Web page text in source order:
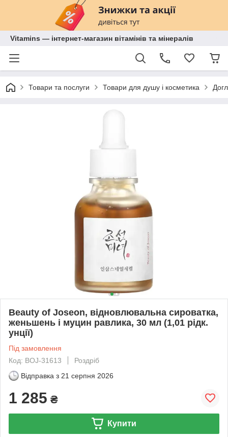
Vitamins — інтернет-магазин вітамінів та мінералів
Товари та послуги Товари для душу і косметика
Beauty of Joseon, відновлювальна сироватка,
женьшень і муцин равлика, 30 мл (1,01 рідк.
унції)
Під замовлення
Код: BOJ-31613
Роздріб
Відправка з 21 серпня 2026
1 285 ₴
Купити